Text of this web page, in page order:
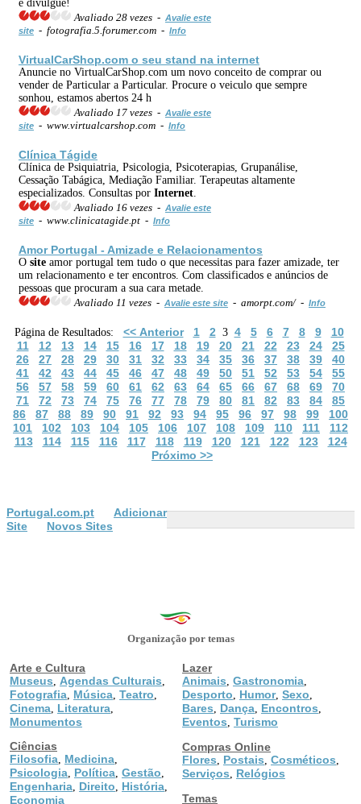
e divulgue!
Avaliado 28 vezes - Avalie este
site - fotografia.5.forumer.com - Info
VirtualCarShop.com o seu stand na internet
Anuncie no VirtualCarShop.com um novo conceito de comprar ou
vender de Particular a Particular. Procure o veiculo que sempre
sonhou, estamos abertos 24 h
Avaliado 17 vezes - Avalie este
site - www.virtualcarshop.com - Info
Clínica Tágide
Clínica de Psiquiatria, Psicologia, Psicoterapias, Grupanálise,
Cessação Tabágica, Mediação Familiar. Terapeutas altamente
especializados. Consultas por Internet
Avaliado 16 vezes - Avalie este
site - www.clinicatagide.pt - Info
Amor Portugal - Amizade e Relacionamentos
O site amor portugal tem tudo o que necessitas para fazer amizade, ter
um relacionamento e ter encontros. Com classificados e anúncios de
pessoas que procuram a sua cara metade.
Avaliado 11 vezes - Avalie este site - amorpt.com/ - Info
Página de Resultados: << Anterior 1 2 3 4 5 6 7 8 9
10
11
12 13 14 15 16 17 18 19 20 21 22 23 24
25
26
27 28 29 30 31 32 33 34 35 36 37 38 39
40
41
42 43 44 45 46 47 48 49 50 51 52 53 54
55
56
57 58 59 60 61 62 63 64 65 66 67 68 69
70
71
72 73 74 75 76 77 78 79 80 81 82 83 84
85
86
87 88 89 90 91 92 93 94 95 96 97 98 99
100
101
102 103 104 105 106 107 108 109 110 111
112
113
114 115 116 117 118 119 120 121 122 123
124
Próximo >>
Portugal.com.pt
Adicionar
Site
Novos Sites
Organização por temas
Arte e Cultura
Museus
Agendas Culturais
Fotografia Música Teatro
Cinema Literatura
Monumentos
Ciências
Filosofia Medicina
Psicologia Política Gestão
Engenharia Direito História
Economia
Lazer
Animais Gastronomia
Desporto Humor, Sexo
Bares Dança Encontros
Eventos Turismo
Compras Online
Flores
Postais Cosméticos
Serviços
Relógios
Temas